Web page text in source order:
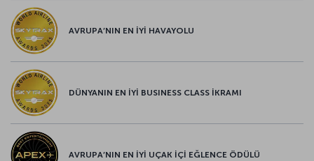
AVRUPA’NIN EN İYİ HAVAYOLU
DÜNYANIN EN İYİ BUSINESS CLASS İKRAMI
AVRUPA’NIN EN İYİ UÇAK İÇİ EĞLENCE ÖDÜLÜ